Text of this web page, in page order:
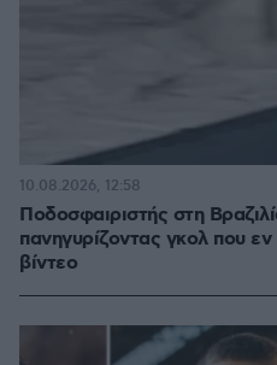
Ποδοσφαιριστής στη
πανηγυρίζοντας γκολ που
βίντεο
10.08.2026, 12:58